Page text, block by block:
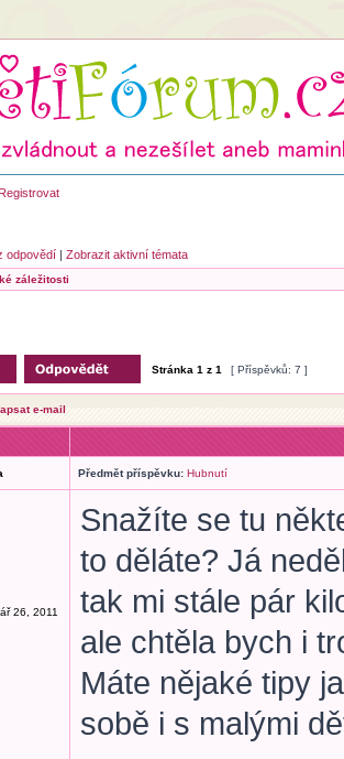
Registrovat
odpovědí |Zobrazit aktivní témata
záležitosti
Stránka1 z1 [ Příspěvků: 7 ]
e-mail
Předmět příspěvku: Hubnutí
26, 2011
Snažíte se tu
to děláte? Já
tak mi stále pár
ale chtěla bych i
Máte nějaké tipy
sobě i s malými